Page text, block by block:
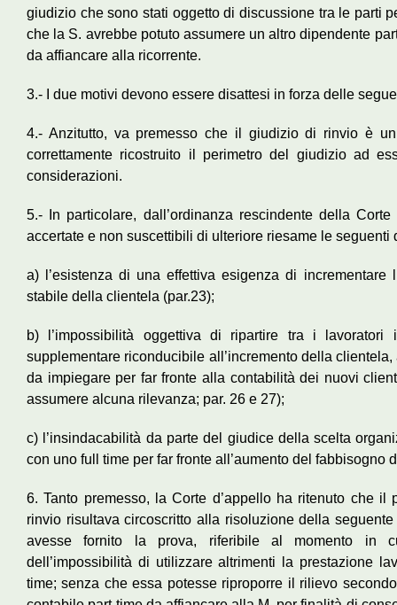
giudizio che sono stati oggetto di discussione tra le parti
che la S. avrebbe potuto assumere un altro dipendente
da affiancare alla ricorrente.
3.- I due motivi devono essere disattesi in forza delle
4.- Anzitutto, va premesso che il giudizio di rinvio è
correttamente ricostruito il perimetro del giudizio ad
considerazioni.
5.- In particolare, dall’ordinanza rescindente della
accertate e non suscettibili di ulteriore riesame le seguenti
a) l’esistenza di una effettiva esigenza di
stabile della clientela (par.23);
b) l’impossibilità oggettiva di ripartire tra i
supplementare riconducibile all’incremento della
da impiegare per far fronte alla contabilità dei nuovi
assumere alcuna rilevanza; par. 26 e 27);
c) l’insindacabilità da parte del giudice della scelta
con uno full time per far fronte all’aumento del fabbisogno
6. Tanto premesso, la Corte d’appello ha ritenuto che
rinvio risultava circoscritto alla risoluzione della
avesse fornito la prova, riferibile al momento in
dell’impossibilità di utilizzare altrimenti la prestazione
time; senza che essa potesse riproporre il rilievo